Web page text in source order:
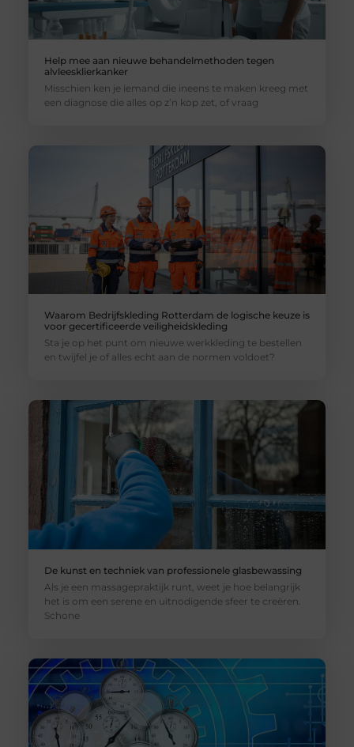
Help mee aan nieuwe behandelmethoden tegen
alvleesklierkanker
Misschien ken je iemand die ineens te maken kreeg met
een diagnose die alles op z’n kop zet, of vraag
Waarom Bedrijfskleding Rotterdam de logische keuze is
voor gecertificeerde veiligheidskleding
Sta je op het punt om nieuwe werkkleding te bestellen
en twijfel je of alles echt aan de normen voldoet?
De kunst en techniek van professionele glasbewassing
Als je een massagepraktijk runt, weet je hoe belangrijk
het is om een serene en uitnodigende sfeer te creëren.
Schone